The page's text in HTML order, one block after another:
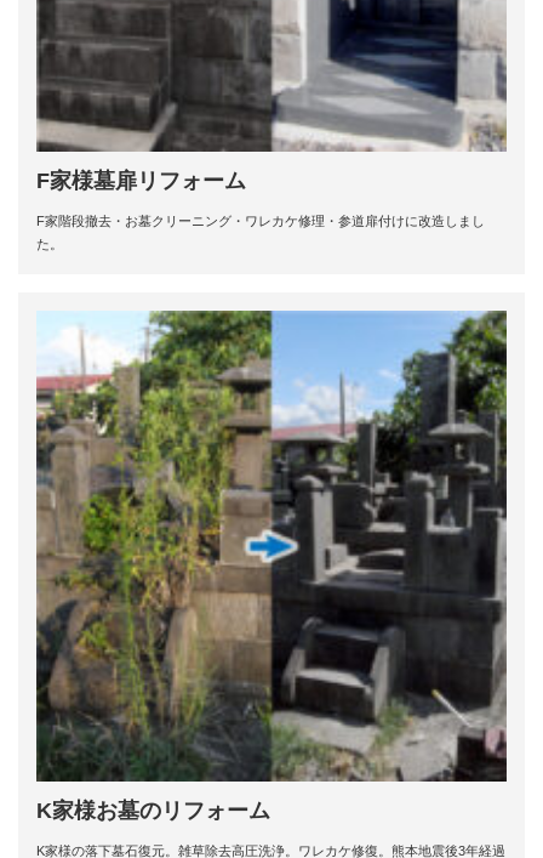
F家様墓扉リフォーム
F家階段撤去・お墓クリーニング・ワレカケ修理・参道扉付けに改造しまし
た。
K家様お墓のリフォーム
K家様の落下墓石復元。雑草除去高圧洗浄。ワレカケ修復。熊本地震後3年経過